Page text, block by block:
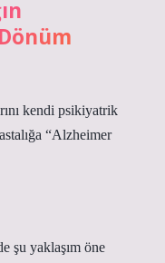
kendi psikiyatrik
“Alzheimer
şu yaklaşım öne